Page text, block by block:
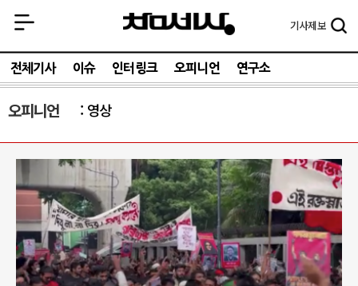
기사제보
전체기사 이슈 인터링크 오피니언 연구소
오피니언 영상